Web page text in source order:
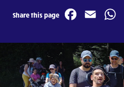
Share this page